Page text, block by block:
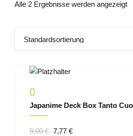
Alle 2 Ergebnisse werden angezeigt
Japanime Deck Box Tanto
9,00€ Ursprünglicher
7,77 €Aktueller